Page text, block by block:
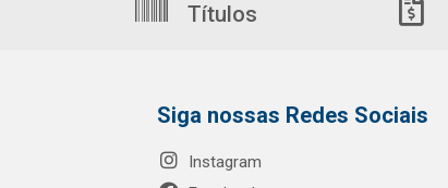
Títulos
Siga nossas Redes Sociais
Instagram